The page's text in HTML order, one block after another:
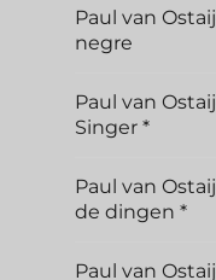
Paul van
negre
Paul van
Singer *
Paul van
de dingen *
Paul van